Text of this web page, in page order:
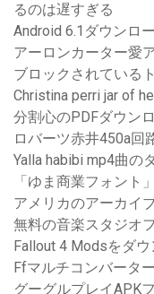
るのは遅すぎる
Android 6.1ダウンロ
アーロンカーター愛
ブロックされている
Christina perri jar of
分割心のPDFダウン
ロバーツ赤井450a回
Yalla habibi mp4曲の
「ゆま商業フォント
アメリカのアーカイ
無料の音楽スタジオ
Fallout 4 Modsをダ
Ffマルチコンバータ
グーグルプレイAPK